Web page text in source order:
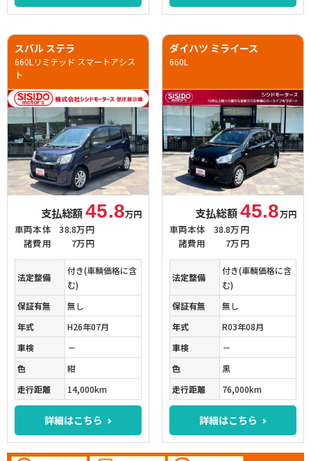
スバル ステラ
660Lリミテッド スマートアシス
ト
支払総額45.8万円
車両本体
38.8万円
諸費用
7万円
法定整備
付き(車輌価格に含
む)
保証有無
無し
年式
H26年07月
車検
－
色
紺
走行距離
14,000km
詳細はこちら
ダイハツ ミライース
660L
支払総額45.8万円
車両本体
38.8万円
諸費用
7万円
法定整備
付き(車輌価格に含
む)
保証有無
無し
年式
R03年08月
車検
－
色
黒
走行距離
76,000km
詳細はこちら